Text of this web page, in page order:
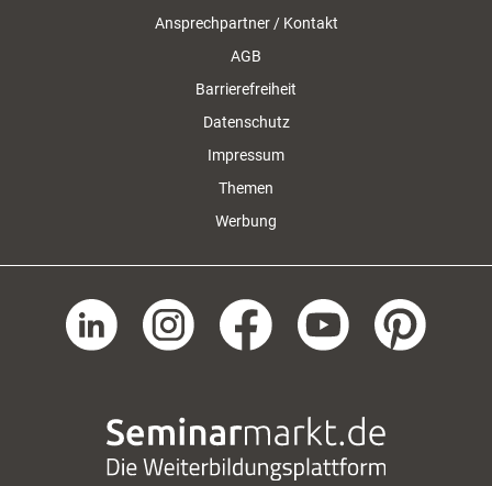
Ansprechpartner / Kontakt
AGB
Barrierefreiheit
Datenschutz
Impressum
Themen
Werbung